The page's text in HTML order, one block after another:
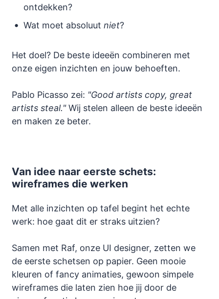
ontdekken?
Wat moet absoluut niet?
Het doel? De beste ideeën combineren met
onze eigen inzichten en jouw behoeften.
Pablo Picasso zei: "Good artists copy, great
artists steal."Wij stelen alleen de beste ideeën
en maken ze beter.
Van idee naar eerste schets:
wireframes die werken
Met alle inzichten op tafel begint het echte
werk: hoe gaat dit er straks uitzien?
Samen met Raf, onze UI designer, zetten we
de eerste schetsen op papier. Geen mooie
kleuren of fancy animaties, gewoon simpele
wireframes die laten zien hoe jij door de